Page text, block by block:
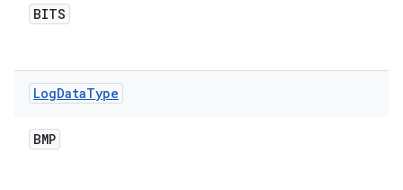
BITS
LogDataType
BMP